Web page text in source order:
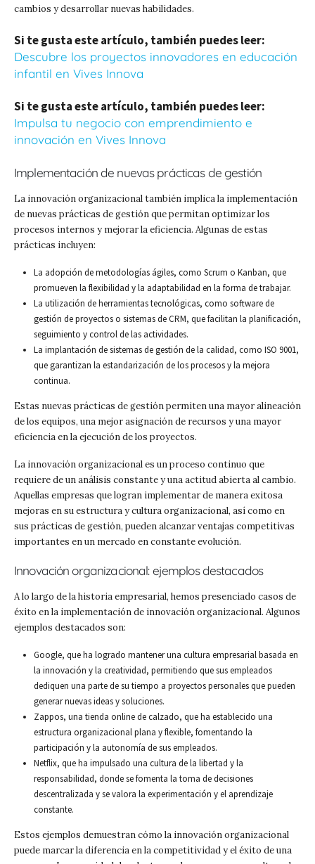
cambios y desarrollar nuevas habilidades.
Si te gusta este artículo, también puedes leer:
Descubre los proyectos innovadores en educación
infantil en Vives Innova
Si te gusta este artículo, también puedes leer:
Impulsa tu negocio con emprendimiento e
innovación en Vives Innova
Implementación de nuevas prácticas de gestión
La innovación organizacional también implica la implementación
de nuevas prácticas de gestión que permitan optimizar los
procesos internos y mejorar la eficiencia. Algunas de estas
prácticas incluyen:
La adopción de metodologías ágiles, como Scrum o Kanban, que
promueven la flexibilidad y la adaptabilidad en la forma de trabajar.
La utilización de herramientas tecnológicas, como software de
gestión de proyectos o sistemas de CRM, que facilitan la planificación,
seguimiento y control de las actividades.
La implantación de sistemas de gestión de la calidad, como ISO 9001,
que garantizan la estandarización de los procesos y la mejora
continua.
Estas nuevas prácticas de gestión permiten una mayor alineación
de los equipos, una mejor asignación de recursos y una mayor
eficiencia en la ejecución de los proyectos.
La innovación organizacional es un proceso continuo que
requiere de un análisis constante y una actitud abierta al cambio.
Aquellas empresas que logran implementar de manera exitosa
mejoras en su estructura y cultura organizacional, así como en
sus prácticas de gestión, pueden alcanzar ventajas competitivas
importantes en un mercado en constante evolución.
Innovación organizacional: ejemplos destacados
A lo largo de la historia empresarial, hemos presenciado casos de
éxito en la implementación de innovación organizacional. Algunos
ejemplos destacados son:
Google, que ha logrado mantener una cultura empresarial basada en
la innovación y la creatividad, permitiendo que sus empleados
dediquen una parte de su tiempo a proyectos personales que pueden
generar nuevas ideas y soluciones.
Zappos, una tienda online de calzado, que ha establecido una
estructura organizacional plana y flexible, fomentando la
participación y la autonomía de sus empleados.
Netflix, que ha impulsado una cultura de la libertad y la
responsabilidad, donde se fomenta la toma de decisiones
descentralizada y se valora la experimentación y el aprendizaje
constante.
Estos ejemplos demuestran cómo la innovación organizacional
puede marcar la diferencia en la competitividad y el éxito de una